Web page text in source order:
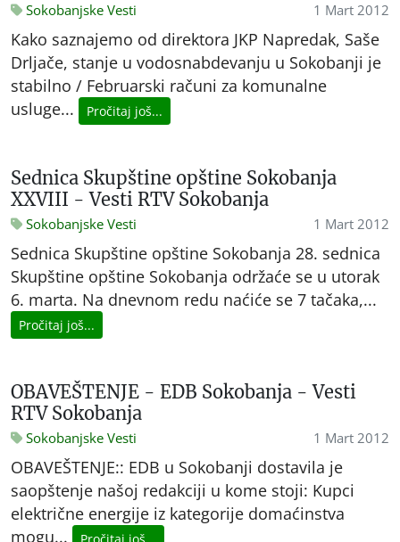
Sokobanjske Vesti 1 Mart 2012
Kako saznajemo od direktora JKP Napredak, Saše
Drljače, stanje u vodosnabdevanju u Sokobanji je
stabilno / Februarski računi za komunalne
usluge...
Pročitaj još...
Sednica Skupštine opštine Sokobanja
XXVIII - Vesti RTV Sokobanja
Sokobanjske Vesti 1 Mart 2012
Sednica Skupštine opštine Sokobanja 28. sednica
Skupštine opštine Sokobanja održaće se u utorak
6. marta. Na dnevnom redu naćiće se 7 tačaka,...
Pročitaj još...
OBAVEŠTENJE - EDB Sokobanja - Vesti
RTV Sokobanja
Sokobanjske Vesti 1 Mart 2012
OBAVEŠTENJE:: EDB u Sokobanji dostavila je
saopštenje našoj redakciji u kome stoji: Kupci
električne energije iz kategorije domaćinstva
mogu...